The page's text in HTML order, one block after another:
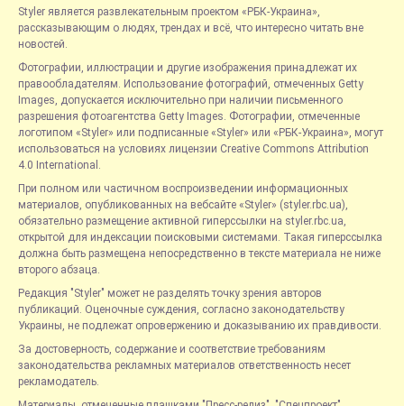
Styler является развлекательным проектом «РБК-Украина»,
рассказывающим о людях, трендах и всё, что интересно читать вне
новостей.
Фотографии, иллюстрации и другие изображения принадлежат их
правообладателям. Использование фотографий, отмеченных Getty
Images, допускается исключительно при наличии письменного
разрешения фотоагентства Getty Images. Фотографии, отмеченные
логотипом «Styler» или подписанные «Styler» или «РБК-Украина», могут
использоваться на условиях лицензии Creative Commons Attribution
4.0 International.
При полном или частичном воспроизведении информационных
материалов, опубликованных на вебсайте «Styler» (styler.rbc.ua),
обязательно размещение активной гиперссылки на styler.rbc.ua,
открытой для индексации поисковыми системами. Такая гиперссылка
должна быть размещена непосредственно в тексте материала не ниже
второго абзаца.
Редакция "Styler" может не разделять точку зрения авторов
публикаций. Оценочные суждения, согласно законодательству
Украины, не подлежат опровержению и доказыванию их правдивости.
За достоверность, содержание и соответствие требованиям
законодательства рекламных материалов ответственность несет
рекламодатель.